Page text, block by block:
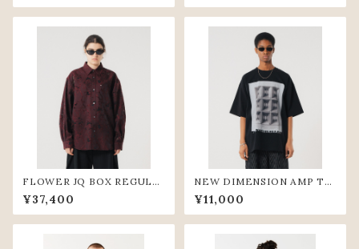
FLOWER JQ BOX REGULA
R SHIRTS (WIN)
¥37,400
NEW DIMENSION AMP TE
E (BLK)
¥11,000